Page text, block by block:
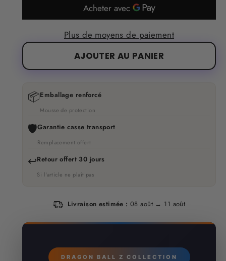
AJOUTER AU PANIER
Plus de moyens de paiement
📦Emballage renforcé
Mousse de protection
🛡️Garantie casse transport
Remplacement offert
↩️Retour offert 30 jours
Si l'article ne plaît pas
Livraison estimée : 08 août → 11 août
DRAGON BALL Z COLLECTION